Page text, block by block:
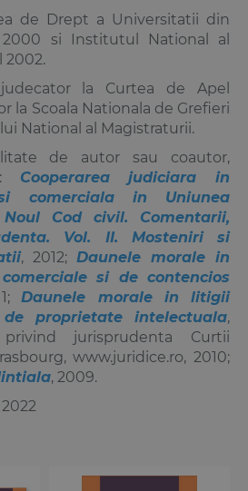
de Drept a Universitatii din
si Institutul National al
2002.
la Curtea de Apel
la Scoala Nationala de Grefieri
National al Magistraturii.
de autor sau coautor,
Cooperarea judiciara in
comerciala in Uniunea
Noul Cod civil. Comentarii,
Vol. II. Mosteniri si
, 2012; Daunele morale in
si de contencios
Daunele morale in litigii
proprietate intelectuala,
jurisprudenta Curtii
www.juridice.ro, 2010;
, 2009.